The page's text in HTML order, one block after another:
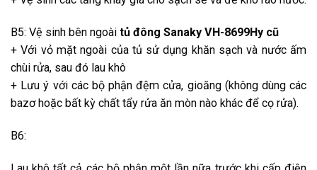
B5: Vệ sinh bên ngoài tủ đông Sanaky VH-8699Hy cũ
+ Với vỏ mặt ngoài của tủ sử dụng khăn sạch và nước ấm
chùi rửa, sau đó lau khô
+ Lưu ý với các bộ phận đệm cửa, gioăng (không dùng các
bazơ hoặc bất kỳ chất tẩy rửa ăn mòn nào khác để cọ rửa).
B6: